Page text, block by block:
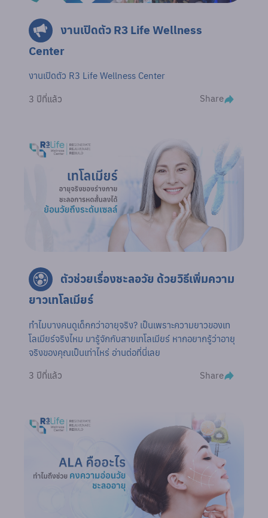
งานเปิดตัว R3 Life Wellness
Center
งานเปิดตัว R3 Life Wellness Center
3 ปีที่แล้ว Share
ตัวช่วยเรื่องชะลอวัย ด้วยวิธีเพิ่มความ
ยาวเทโลเมียร์
ทำไมบางคนดูเด็กกว่าอายุจริง? เป็นเพราะความยาวของเท
โลเมียร์จริงไหม มารู้จักกับสายเทโลเมียร์ หากอยากรู้ว่าอายุ
จริงของคุณเป็นเท่าไหร่ อ่านต่อที่นี่เลย
3 ปีที่แล้ว Share